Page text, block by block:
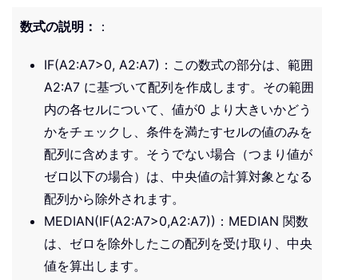
数式の説明： ：
IF(A2:A7>0, A2:A7)：この数式の部分は、範囲
A2:A7 に基づいて配列を作成します。その範囲
内の各セルについて、値が0 より大きいかどう
かをチェックし、条件を満たすセルの値のみを
配列に含めます。そうでない場合（つまり値が
ゼロ以下の場合）は、中央値の計算対象となる
配列から除外されます。
MEDIAN(IF(A2:A7>0,A2:A7))：MEDIAN 関数
は、ゼロを除外したこの配列を受け取り、中央
値を算出します。